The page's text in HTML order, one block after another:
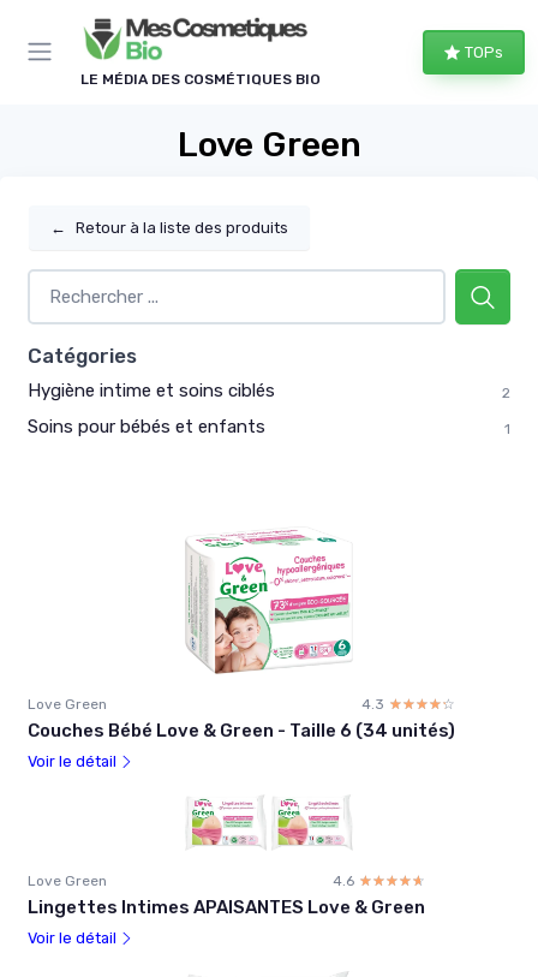
LE MÉDIA DES COSMÉTIQUES BIO
TOPs
Love Green
← Retour à la liste des produits
Catégories
Hygiène intime et soins ciblés 2
Soins pour bébés et enfants 1
Love Green 4.3 ☆☆☆☆☆
★★★★★
Couches Bébé Love & Green - Taille 6 (34 unités)
Voir le détail
Love Green 4.6 ☆☆☆☆☆
★★★★★
Lingettes Intimes APAISANTES Love & Green
Voir le détail
Panneau de gestion des cookies